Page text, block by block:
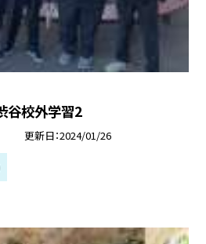
谷校外学習2
更新日 2024/01/26